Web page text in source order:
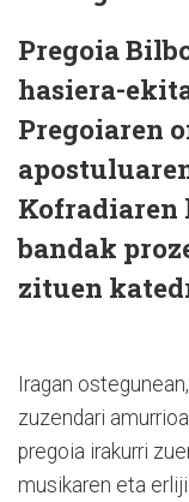
Pregoia
hasiera-
Pregoiaren
Kofradiaren
bandak
zituen
Iragan
zuzendari
pregoia irakurri
musikaren eta